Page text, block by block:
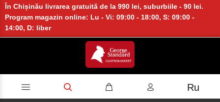
În Chișinău livrarea gratuită de la 990 lei, suburbiile - 90 lei.
Program magazin online: Lu - Vi: 09:00 - 18:00, S: 09:00 -
14:00, D: liber
Ru